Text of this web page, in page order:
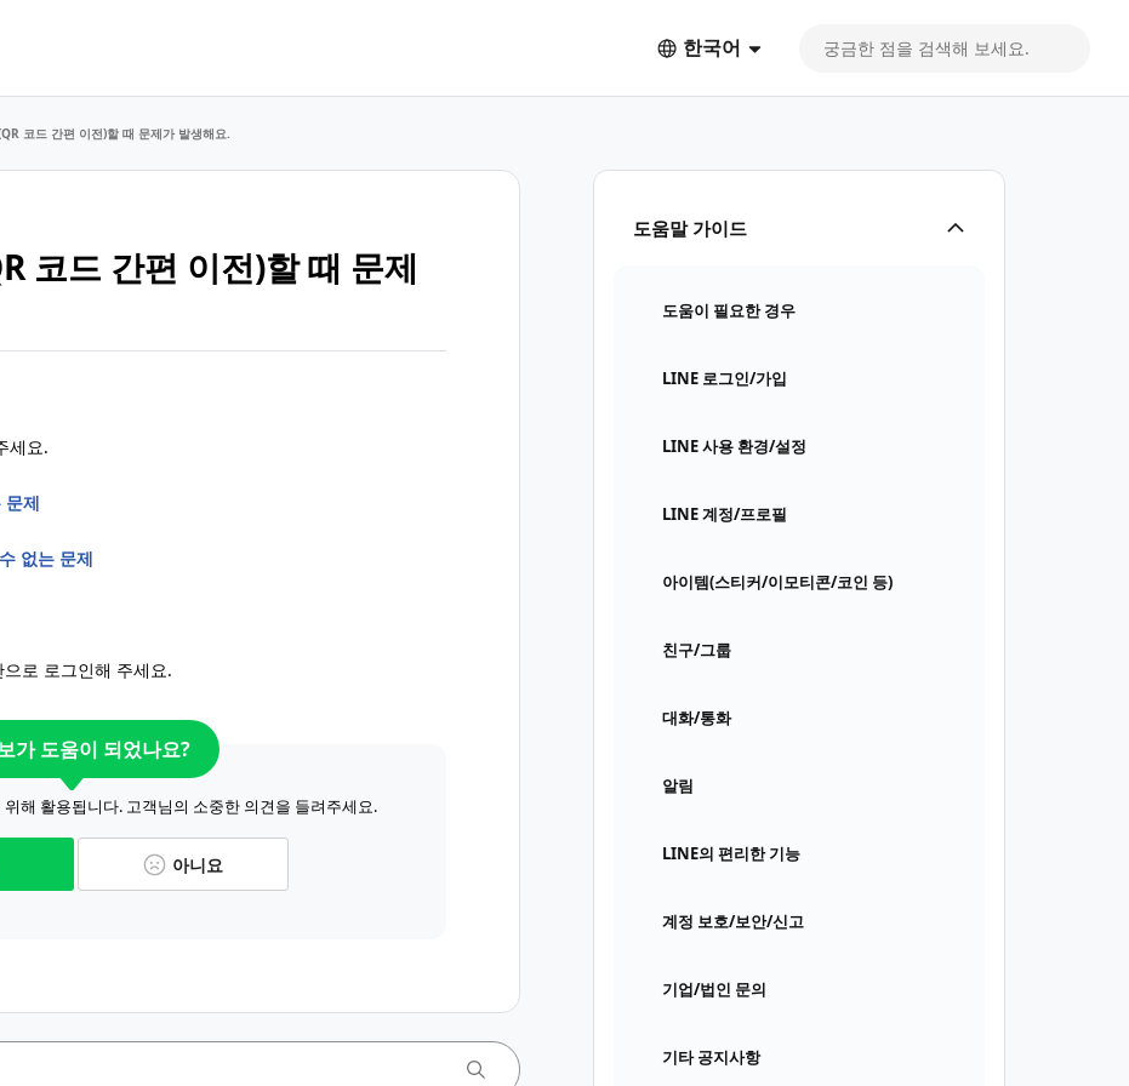
한국어
도움말 가이드
도움이 필요한 경우
LINE 로그인/가입
LINE 사용 환경/설정
LINE 계정/프로필
아이템(스티커/이모티콘/코인 등)
친구/그룹
대화/통화
알림
LINE의 편리한 기능
계정 보호/보안/신고
기업/법인 문의
기타 공지사항
코드 간편 이전)할 때 문제가 발생해요.
코드 간편 이전)할 때 문제
세요.
문제
없는 문제
로 로그인해 주세요.
가 도움이 되었나요?
해 활용됩니다. 고객님의 소중한 의견을 들려주세요.
아니요